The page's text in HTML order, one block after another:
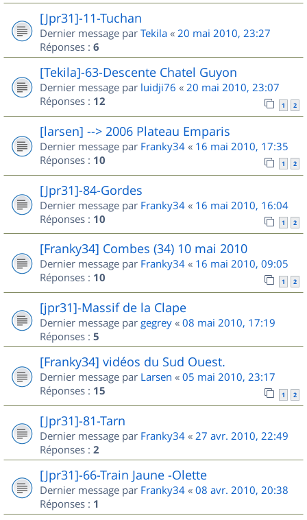
[Jpr31]-11-Tuchan
Dernier message par Tekila « 20 mai 2010, 23:27
Réponses : 6
[Tekila]-63-Descente Chatel Guyon
Dernier message par luidji76 « 20 mai 2010, 23:07
Réponses : 12 1 2
[larsen] --> 2006 Plateau Emparis
Dernier message par Franky34 « 16 mai 2010, 17:35
Réponses : 10 1 2
[Jpr31]-84-Gordes
Dernier message par Franky34 « 16 mai 2010, 16:04
Réponses : 10 1 2
[Franky34] Combes (34) 10 mai 2010
Dernier message par Franky34 « 16 mai 2010, 09:05
Réponses : 10 1 2
[jpr31]-Massif de la Clape
Dernier message par gegrey « 08 mai 2010, 17:19
Réponses : 5
[Franky34] vidéos du Sud Ouest.
Dernier message par Larsen « 05 mai 2010, 23:17
Réponses : 15 1 2
[Jpr31]-81-Tarn
Dernier message par Franky34 « 27 avr. 2010, 22:49
Réponses : 2
[Jpr31]-66-Train Jaune -Olette
Dernier message par Franky34 « 08 avr. 2010, 20:38
Réponses : 1